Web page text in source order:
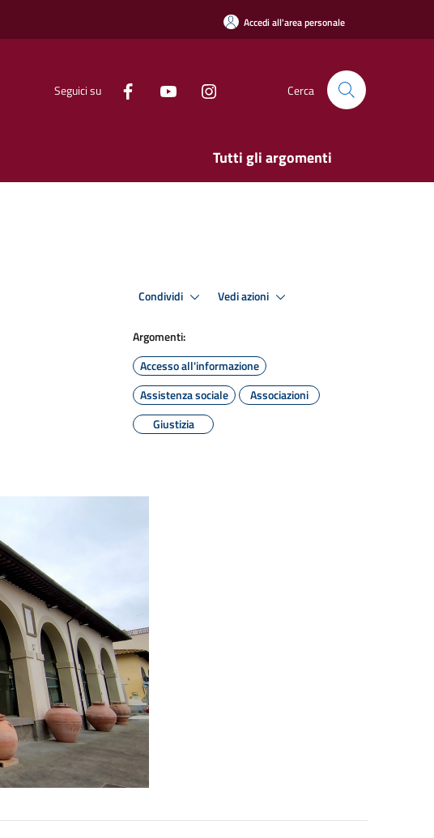
Accedi all'area personale
Seguici su Cerca
Tutti gli argomenti
Condividi Vedi azioni
Argomenti:
Accesso all'informazione
Assistenza sociale
Associazioni
Giustizia